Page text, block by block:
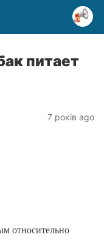
питает
7 років ago
относительно